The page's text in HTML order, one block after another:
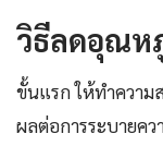
วิธีลดอุณห
ขั้นแรก ให้ทำความ
ผลต่อการระบายค